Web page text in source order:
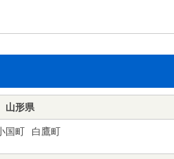
山形県
国町 白鷹町